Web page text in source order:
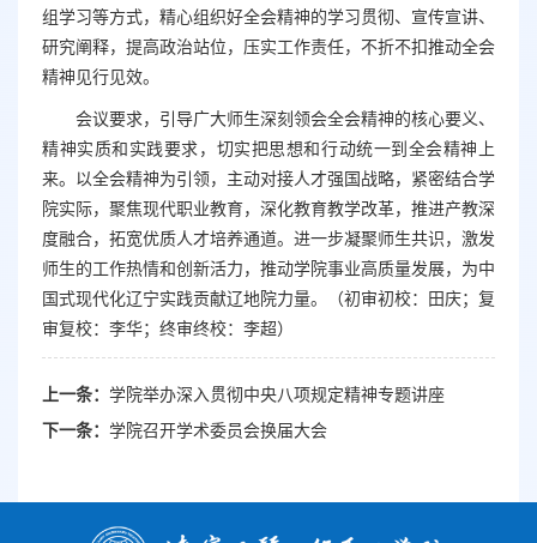
组学习等方式，精心组织好全会精神的学习贯彻、宣传宣讲、
研究阐释，提高政治站位，压实工作责任，不折不扣推动全会
精神见行见效。
会议要求，引导广大师生深刻领会全会精神的核心要义、
精神实质和实践要求，切实把思想和行动统一到全会精神上
来。以全会精神为引领，主动对接人才强国战略，紧密结合学
院实际，聚焦现代职业教育，深化教育教学改革，推进产教深
度融合，拓宽优质人才培养通道。进一步凝聚师生共识，激发
师生的工作热情和创新活力，推动学院事业高质量发展，为中
国式现代化辽宁实践贡献辽地院力量。（初审初校：田庆；复
审复校：李华；终审终校：李超）
上一条： 学院举办深入贯彻中央八项规定精神专题讲座
下一条： 学院召开学术委员会换届大会